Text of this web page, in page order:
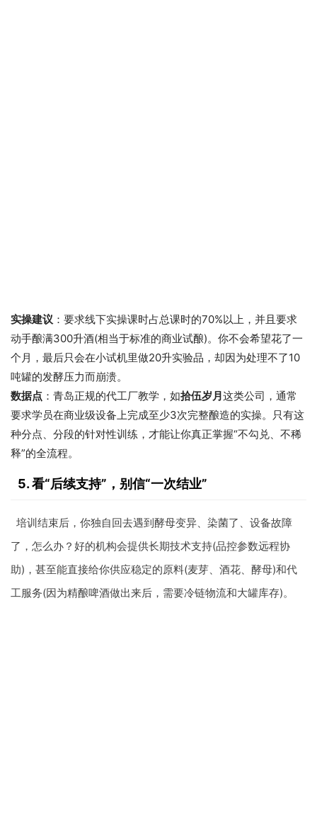
实操建议 ：要求线下实操课时占总课时的70%以上，并且要求
动手酿满300升酒(相当于标准的商业试酿)。你不会希望花了一
个月，最后只会在小试机里做20升实验品，却因为处理不了10
吨罐的发酵压力而崩溃。
数据点 ：青岛正规的代工厂教学，如拾伍岁月这类公司，通常
要求学员在商业级设备上完成至少3次完整酿造的实操。只有这
种分点、分段的针对性训练，才能让你真正掌握“不勾兑、不稀
释”的全流程。
5. 看“后续支持”，别信“一次结业”
培训结束后，你独自回去遇到酵母变异、染菌了、设备故障
了，怎么办？好的机构会提供长期技术支持(品控参数远程协
助)，甚至能直接给你供应稳定的原料(麦芽、酒花、酵母)和代
工服务(因为精酿啤酒做出来后，需要冷链物流和大罐库存)。